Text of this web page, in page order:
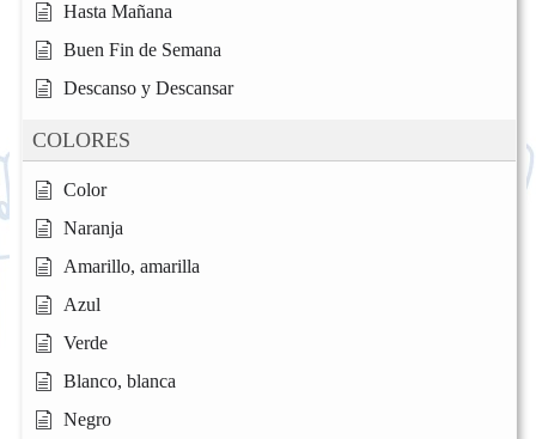
Hasta Mañana
Buen Fin de Semana
Descanso y Descansar
COLORES
Color
Naranja
Amarillo, amarilla
Azul
Verde
Blanco, blanca
Negro